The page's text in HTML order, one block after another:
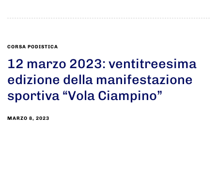
CORSA PODISTICA
12 marzo 2023: ventitreesima
edizione della manifestazione
sportiva “Vola Ciampino”
MARZO 8, 2023